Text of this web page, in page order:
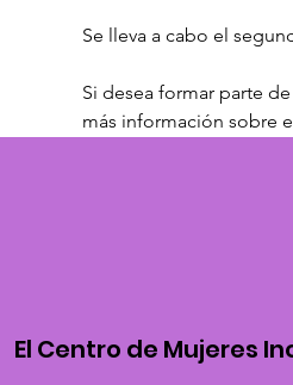
Se lleva a cabo el
Si desea formar parte
más información sobre
El Centro de Mujeres